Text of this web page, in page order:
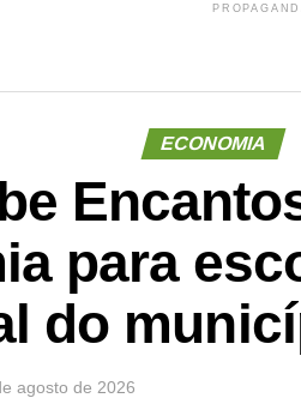
ECONOMIA
para
do
agosto de 2026